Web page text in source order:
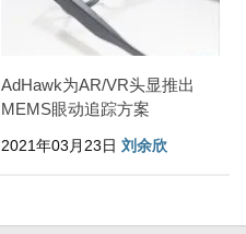
AdHawk为AR/VR头显推出
MEMS眼动追踪方案
2021年03月23日 刘余欣